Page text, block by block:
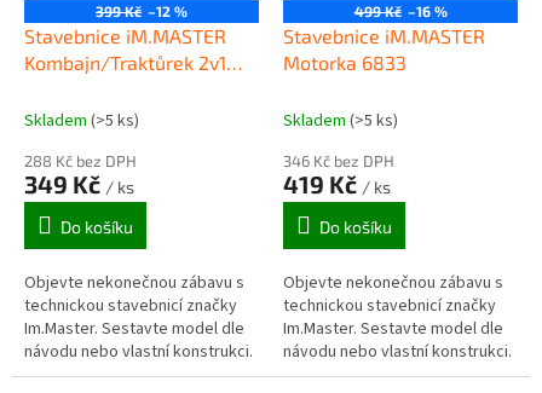
399 Kč –12 %
Stavebnice iM.MASTER
Kombajn/Traktůrek 2v1
Skladem (>5 ks)
288 Kč bez DPH
349 Kč / ks
Do košíku
Objevte nekonečnou zábavu s
technickou stavebnicí značky
Im.Master. Sestavte model dle
návodu nebo vlastní konstrukci.
499 Kč –16 %
Stavebnice iM.MASTER
Motorka 6833
Skladem (>5 ks)
346 Kč bez DPH
419 Kč / ks
Do košíku
Objevte nekonečnou zábavu s
technickou stavebnicí značky
Im.Master. Sestavte model dle
návodu nebo vlastní konstrukci.